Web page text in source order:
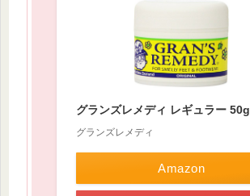
グランズレメディ レギュラー 50g
グランズレメディ
Amazon